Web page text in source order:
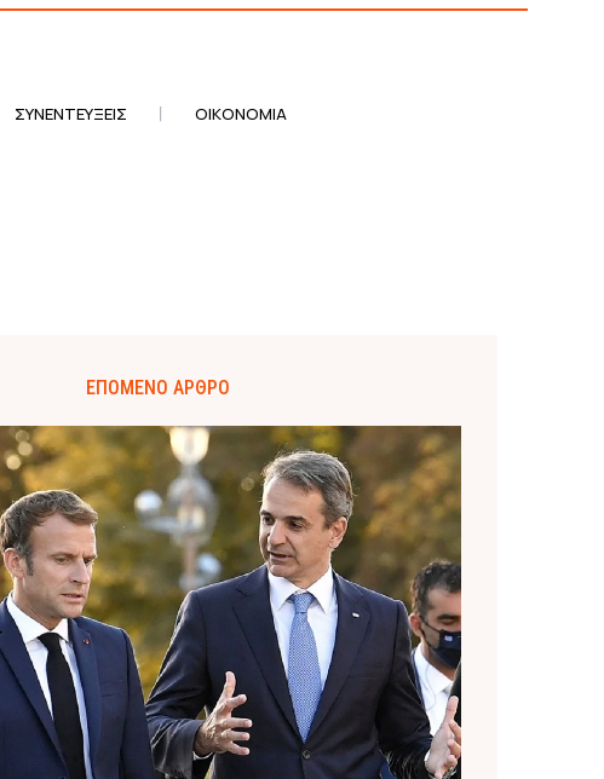
ΣΥΝΕΝΤΕΎΞΕΙΣ ΟΙΚΟΝΟΜΊΑ
ΕΠΌΜΕΝΟ ΆΡΘΡΟ